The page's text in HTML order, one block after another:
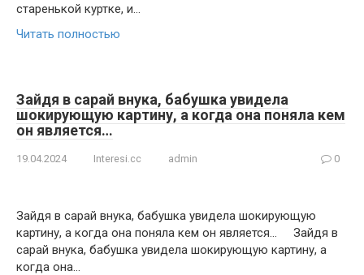
старенькой куртке, и…
Читать полностью
Зайдя в сарай внука, бабушка увидела
шокирующую картину, а когда она поняла кем
он является…
19.04.2024 Interesi.cc admin 0
Зайдя в сарай внука, бабушка увидела шокирующую
картину, а когда она поняла кем он является… Зайдя в
сарай внука, бабушка увидела шокирующую картину, а
когда она…